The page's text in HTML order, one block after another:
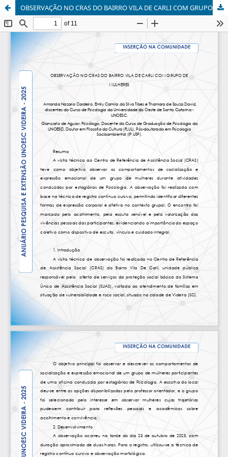
OBSERVAÇÃO NO CRAS DO BAIRRO VILA DE CARLI COM GRUPO DE MULHERES